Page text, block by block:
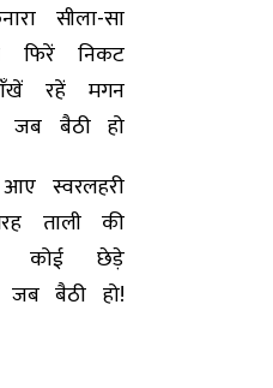
सीला-सा
निकट
रहें मगन
बैठी हो
स्वरलहरी
ताली की
कोई छेड़े
बैठी हो!